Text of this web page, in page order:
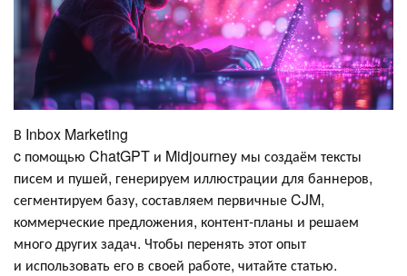
В Inbox Marketing
c помощью ChatGPT и Midjourney мы создаём тексты
писем и пушей, генерируем иллюстрации для баннеров,
сегментируем базу, составляем первичные CJM,
коммерческие предложения, контент-планы и решаем
много других задач. Чтобы перенять этот опыт
и использовать его в своей работе, читайте статью.